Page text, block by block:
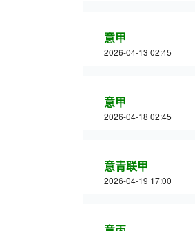
意甲
2026-04-13 02:45
意甲
2026-04-18 02:45
意青联甲
2026-04-19 17:00